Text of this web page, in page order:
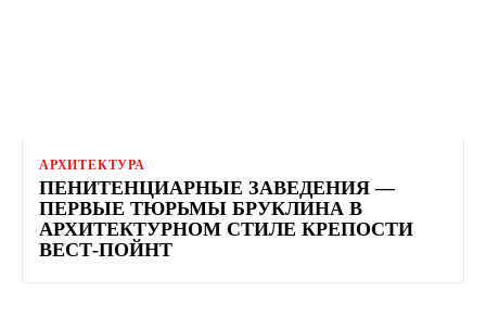
АРХИТЕКТУРА
ПЕНИТЕНЦИАРНЫЕ ЗАВЕДЕНИЯ —
ПЕРВЫЕ ТЮРЬМЫ БРУКЛИНА В
АРХИТЕКТУРНОМ СТИЛЕ КРЕПОСТИ
ВЕСТ-ПОЙНТ